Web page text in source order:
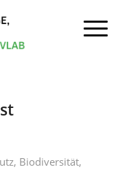
, Biodiversität,